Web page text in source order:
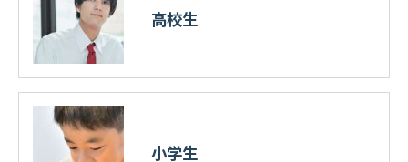
高校生
小学生